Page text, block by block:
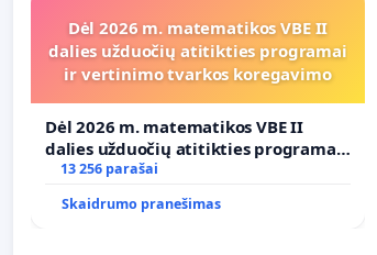
Dėl 2026 m. matematikos VBE II
dalies užduočių atitikties programai
ir vertinimo tvarkos koregavimo
Dėl 2026 m. matematikos VBE II
dalies užduočių atitikties programai
ir vertinimo tvarkos koregavimo
13 256 parašai
Skaidrumo pranešimas